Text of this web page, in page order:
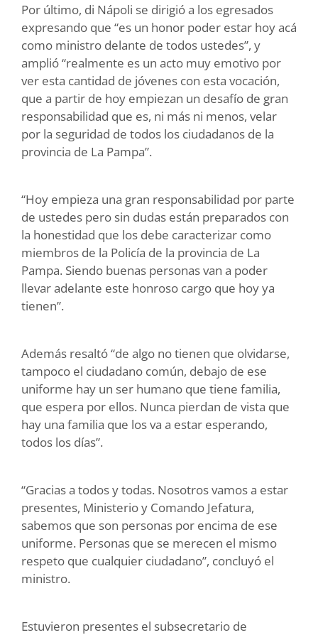
Por último, di Nápoli se dirigió a los egresados
expresando que “es un honor poder estar hoy acá
como ministro delante de todos ustedes”, y
amplió “realmente es un acto muy emotivo por
ver esta cantidad de jóvenes con esta vocación,
que a partir de hoy empiezan un desafío de gran
responsabilidad que es, ni más ni menos, velar
por la seguridad de todos los ciudadanos de la
provincia de La Pampa”.
“Hoy empieza una gran responsabilidad por parte
de ustedes pero sin dudas están preparados con
la honestidad que los debe caracterizar como
miembros de la Policía de la provincia de La
Pampa. Siendo buenas personas van a poder
llevar adelante este honroso cargo que hoy ya
tienen”.
Además resaltó “de algo no tienen que olvidarse,
tampoco el ciudadano común, debajo de ese
uniforme hay un ser humano que tiene familia,
que espera por ellos. Nunca pierdan de vista que
hay una familia que los va a estar esperando,
todos los días”.
“Gracias a todos y todas. Nosotros vamos a estar
presentes, Ministerio y Comando Jefatura,
sabemos que son personas por encima de ese
uniforme. Personas que se merecen el mismo
respeto que cualquier ciudadano”, concluyó el
ministro.
Estuvieron presentes el subsecretario de